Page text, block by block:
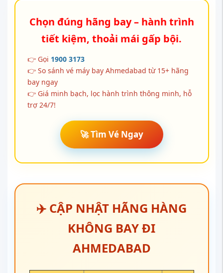
Chọn đúng hãng bay – hành trình
tiết kiệm, thoải mái gấp bội.
👉 Gọi 1900 3173
👉 So sánh vé máy bay Ahmedabad từ 15+ hãng
bay ngay
👉 Giá minh bạch, lọc hành trình thông minh, hỗ
trợ 24/7!
🚀 Tìm Vé Ngay
✈️ CẬP NHẬT HÃNG HÀNG
KHÔNG BAY ĐI
AHMEDABAD